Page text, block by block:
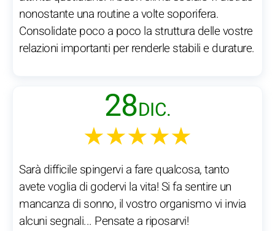
nonostante una routine a volte soporifera.
Consolidate poco a poco la struttura delle vostre
relazioni importanti per renderle stabili e durature.
28DIC.
★★★★★
Sarà difficile spingervi a fare qualcosa, tanto
avete voglia di godervi la vita! Si fa sentire un
mancanza di sonno, il vostro organismo vi invia
alcuni segnali... Pensate a riposarvi!